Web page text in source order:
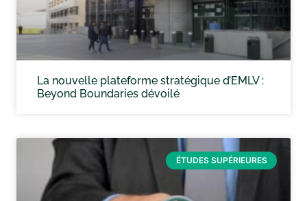
La nouvelle plateforme stratégique d’EMLV :
Beyond Boundaries dévoilé
ÉTUDES SUPÉRIEURES